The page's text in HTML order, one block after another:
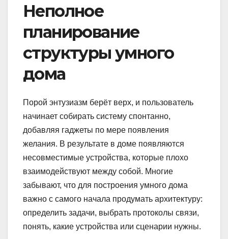
Неполное
планирование
структуры умного
дома
Порой энтузиазм берёт верх, и пользователь
начинает собирать систему спонтанно,
добавляя гаджеты по мере появления
желания. В результате в доме появляются
несовместимые устройства, которые плохо
взаимодействуют между собой. Многие
забывают, что для построения умного дома
важно с самого начала продумать архитектуру:
определить задачи, выбрать протоколы связи,
понять, какие устройства или сценарии нужны.